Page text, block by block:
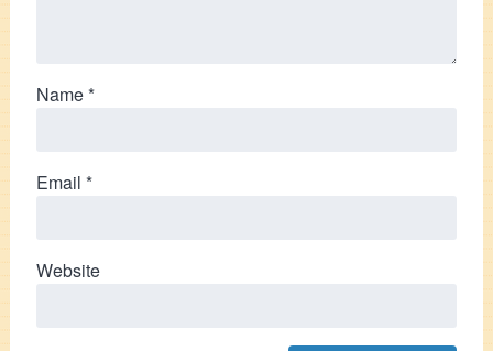
Name*
Email *
Website